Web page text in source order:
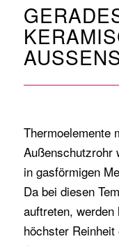
Thermoelemente
Außenschutzrohr
in gasförmigen
Da bei diesen
auftreten,
höchster